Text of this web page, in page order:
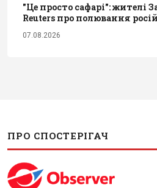
"Це просто сафарі": жителі
Reuters про полювання
07.08.2026
ПРО СПОСТЕРІГАЧ